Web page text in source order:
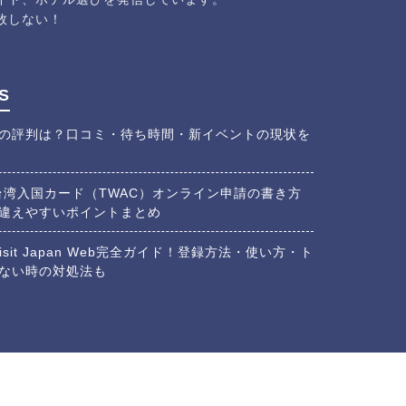
しない！
評判は？口コミ・待ち時間・新イベントの現状を
湾入国カード（TWAC）オンライン申請の書き方
えやすいポイントまとめ
Japan Web完全ガイド！登録方法・使い方・ト
い時の対処法も